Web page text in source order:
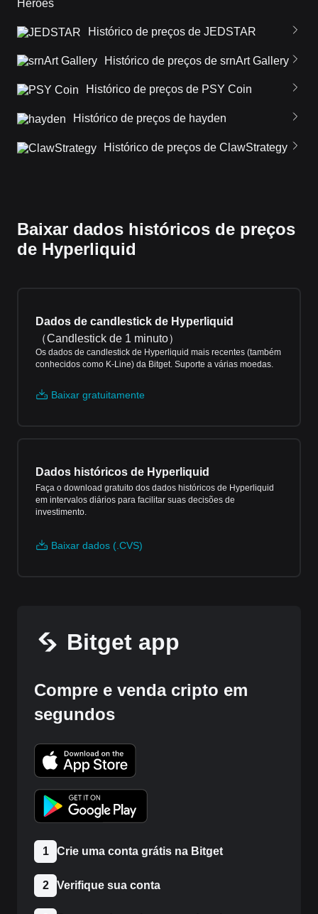
Heroes
Histórico de preços de JEDSTAR
Histórico de preços de srnArt Gallery
Histórico de preços de PSY Coin
Histórico de preços de hayden
Histórico de preços de ClawStrategy
Baixar dados históricos de preços
de Hyperliquid
Dados de candlestick de Hyperliquid
（Candlestick de 1 minuto）
Os dados de candlestick de Hyperliquid mais recentes (também
conhecidos como K-Line) da Bitget. Suporte a várias moedas.
Baixar gratuitamente
Dados históricos de Hyperliquid
Faça o download gratuito dos dados históricos de Hyperliquid
em intervalos diários para facilitar suas decisões de
investimento.
Baixar dados (.CVS)
Bitget app
Compre e venda cripto em
segundos
1 Crie uma conta grátis na Bitget
2 Verifique sua conta